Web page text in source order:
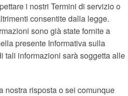
i nostri Termini di servizio o
consentite dalla legge.
sono già state fornite a
presente Informativa sulla
tali informazioni sarà soggetta alle
nostra risposta o sei comunque